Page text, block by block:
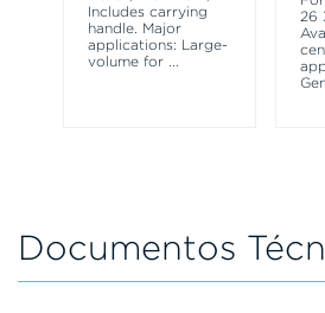
Includes carrying
handle. Major
applications: Large-
volume for
26
Documentos